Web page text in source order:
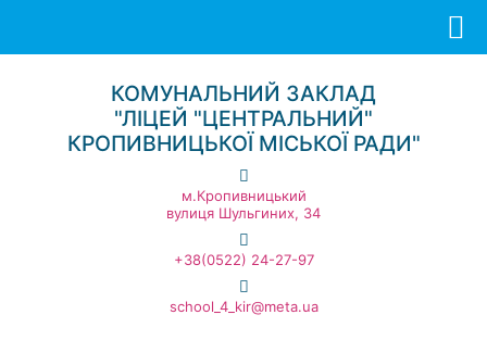
КОМУНАЛЬНИЙ ЗАКЛАД
"ЛІЦЕЙ "ЦЕНТРАЛЬНИЙ"
КРОПИВНИЦЬКОЇ МІСЬКОЇ РАДИ"
м.Кропивницький
вулиця Шульгиних, 34
+38(0522) 24-27-97
school_4_kir@meta.ua